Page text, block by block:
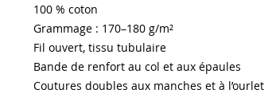
100 % coton
Grammage : 170–180 g/m²
Fil ouvert, tissu tubulaire
Bande de renfort au col et aux épaules
Coutures doubles aux manches et à l’ourlet